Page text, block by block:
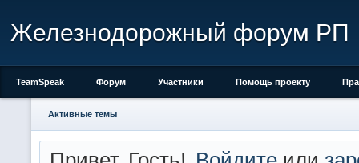
Железнодорожный форум РП
TeamSpeak Форум Участники Помощь проекту
Активные темы